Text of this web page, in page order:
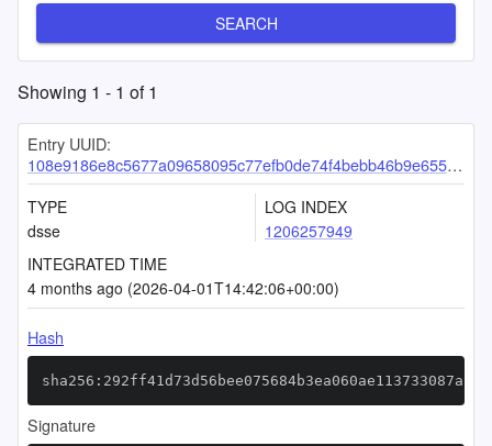
SEARCH
Showing 1 - 1 of1
Entry UUID:
108e9186e8c5677a09658095c77efb0de74f4bebb46b9e6558b72f3bb8304a2238dbef098fa8cc56
TYPE
dsse
LOG INDEX
1206257949
INTEGRATED TIME
4 months ago (2026-04-01T14:42:06+00:00)
Hash
Signature